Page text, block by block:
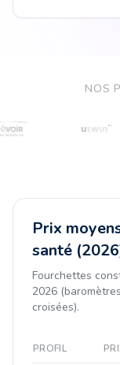
NOS
Prix
santé
Fourchettes
2026
croisées).
PROFIL